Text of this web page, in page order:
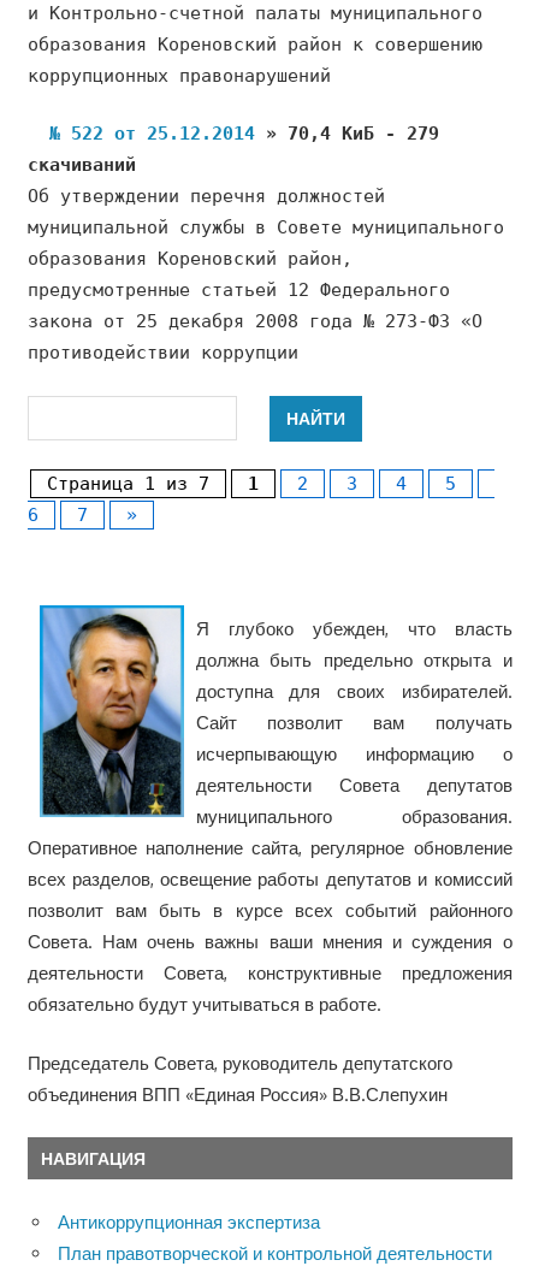
и Контрольно-счетной палаты муниципального
образования Кореновский район к совершению
коррупционных правонарушений
№ 522 от 25.12.2014 » 70,4 КиБ - 279
скачиваний
Об утверждении перечня должностей
муниципальной службы в Совете муниципального
образования Кореновский район,
предусмотренные статьей 12 Федерального
закона от 25 декабря 2008 года № 273-ФЗ «О
противодействии коррупции
Страница 1 из 7 1 2 3 4
5
6
7 »
Я глубоко убежден, что власть
должна быть предельно открыта и
доступна для своих избирателей.
Сайт позволит вам получать
исчерпывающую информацию о
деятельности Совета депутатов
муниципального образования.
Оперативное наполнение сайта, регулярное обновление
всех разделов, освещение работы депутатов и комиссий
позволит вам быть в курсе всех событий районного
Совета. Нам очень важны ваши мнения и суждения о
деятельности Совета, конструктивные предложения
обязательно будут учитываться в работе.
Председатель Совета, руководитель депутатского
объединения ВПП «Единая Россия» В.В.Слепухин
НАВИГАЦИЯ
Антикоррупционная экспертиза
План правотворческой и контрольной деятельности